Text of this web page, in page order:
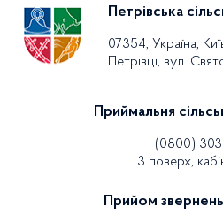
Петрівська
07354, Україна,
Петрівці, вул.
Приймальня
(0800) 303-
3 поверх,
Прийом